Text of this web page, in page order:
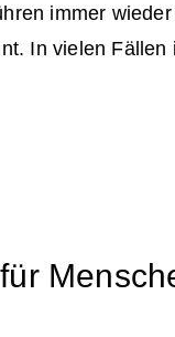
immer
In vielen Fällen